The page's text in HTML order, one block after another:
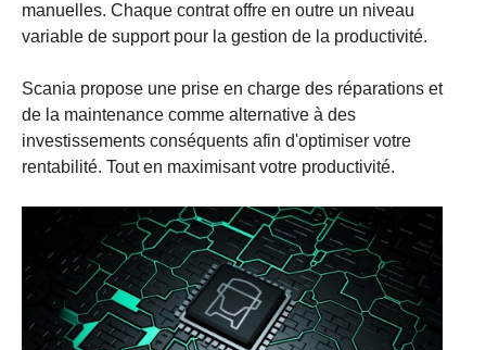
manuelles. Chaque contrat offre en outre un niveau
variable de support pour la gestion de la productivité.
Scania propose une prise en charge des réparations et
de la maintenance comme alternative à des
investissements conséquents afin d'optimiser votre
rentabilité. Tout en maximisant votre productivité.